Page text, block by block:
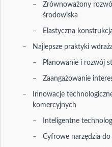
Zrównoważony
środowiska
Elastyczna
Najlepsze praktyki
Planowanie i rozwój
Zaangażowanie
Innowacje
komercyjnych
Inteligentne
Cyfrowe narzędzia